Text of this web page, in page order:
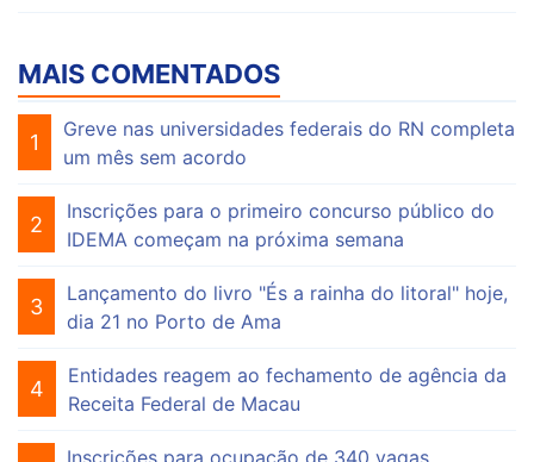
MAIS COMENTADOS
1
Greve nas universidades federais do RN completa
um mês sem acordo
2
Inscrições para o primeiro concurso público do
IDEMA começam na próxima semana
3
Lançamento do livro "És a rainha do litoral" hoje,
dia 21 no Porto de Ama
4
Entidades reagem ao fechamento de agência da
Receita Federal de Macau